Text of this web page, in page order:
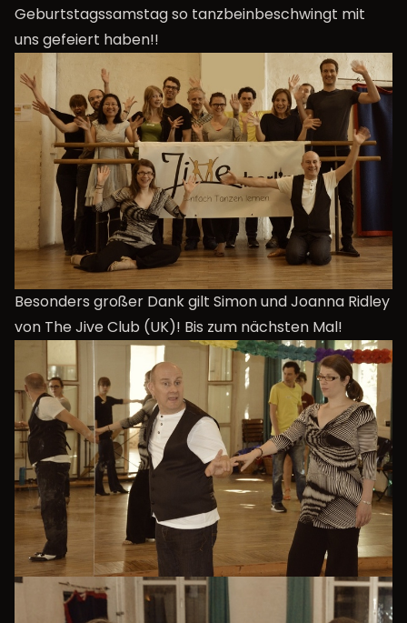
Geburtstagssamstag so tanzbeinbeschwingt mit
uns gefeiert haben!!
Besonders großer Dank gilt Simon und Joanna Ridley
von The Jive Club (UK)! Bis zum nächsten Mal!